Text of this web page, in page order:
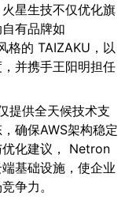
星生技不仅优化旗
有品牌如
格的 TAIZAKU，以
并携手王阳明担任
提供全天候技术支
确保AWS架构稳定
优化建议， Netron
基础设施，使企业
争力。